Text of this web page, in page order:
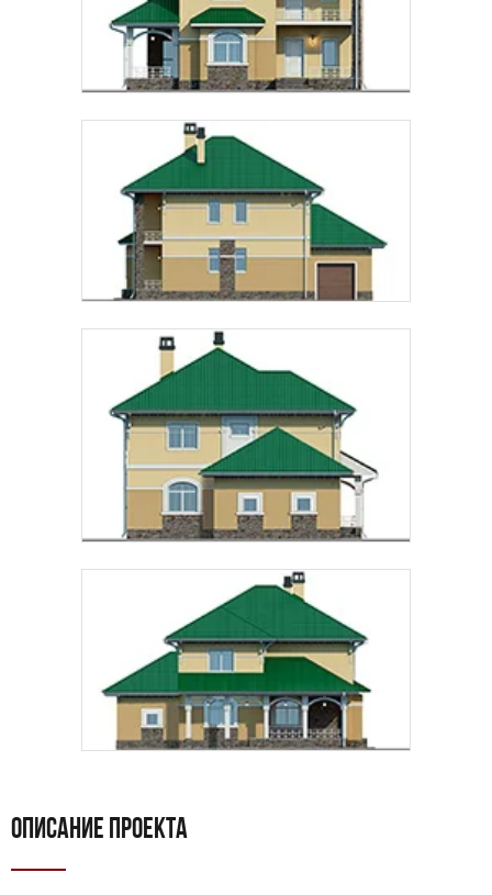
ОПИСАНИЕ ПРОЕКТА
Предпочтительный способ связи:
Telegram
согласие на обработку персональных данных
подтверждаю, что ознакомлен(а) сполитикой
обработки персональных данных
Рассчитать стоимость